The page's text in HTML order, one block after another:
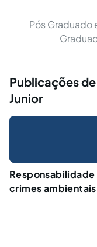
Pós Graduado
Publicações
Junior
crimes ambientais